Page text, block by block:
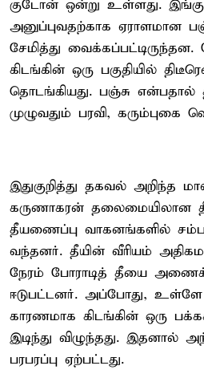
குடோன் ஒன்று உள்ளது. இங்கு
அனுப்புவதற்காக ஏராளமான
சேமித்து வைக்கப்பட்டிருந்தன.
கிடங்கின் ஒரு பகுதியில்
தொடங்கியது. பஞ்சு
முழுவதும் பரவி, கரும்புகை
இதுகுறித்து தகவல் அறிந்த
கருணாகரன் தலைமையிலான
தீயணைப்பு வாகனங்களில்
வந்தனர். தீயின் வீரியம்
நேரம் போராடித் தீயை
ஈடுபட்டனர். அப்போது,
காரணமாக கிடங்கின் ஒரு
இடிந்து விழுந்தது. இதனால்
பரபரப்பு ஏற்பட்டது.